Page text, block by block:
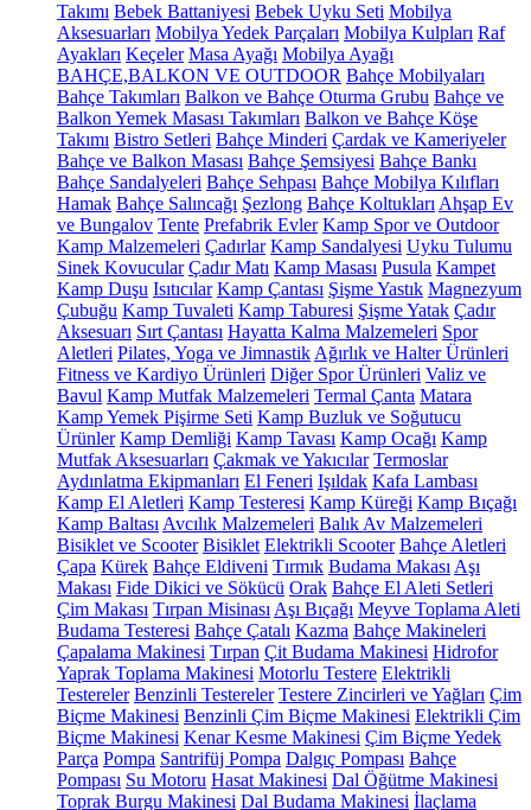
Takımı Bebek Battaniyesi Bebek Uyku Seti Mobilya
Aksesuarları Mobilya Yedek Parçaları Mobilya Kulpları Raf
Ayakları Keçeler Masa Ayağı Mobilya Ayağı
BAHÇE,BALKON VE OUTDOOR Bahçe Mobilyaları
Bahçe Takımları Balkon ve Bahçe Oturma Grubu Bahçe ve
Balkon Yemek Masası Takımları Balkon ve Bahçe Köşe
Takımı Bistro Setleri Bahçe Minderi Çardak ve Kameriyeler
Bahçe ve Balkon Masası Bahçe Şemsiyesi Bahçe Bankı
Bahçe Sandalyeleri Bahçe Sehpası Bahçe Mobilya Kılıfları
Hamak Bahçe Salıncağı Şezlong Bahçe Koltukları Ahşap Ev
ve Bungalov Tente Prefabrik Evler Kamp Spor ve Outdoor
Kamp Malzemeleri Çadırlar Kamp Sandalyesi Uyku Tulumu
Sinek Kovucular Çadır Matı Kamp Masası Pusula Kampet
Kamp Duşu Isıtıcılar Kamp Çantası Şişme Yastık Magnezyum
Çubuğu Kamp Tuvaleti Kamp Taburesi Şişme Yatak Çadır
Aksesuarı Sırt Çantası Hayatta Kalma Malzemeleri Spor
Aletleri Pilates, Yoga ve Jimnastik Ağırlık ve Halter Ürünleri
Fitness ve Kardiyo Ürünleri Diğer Spor Ürünleri Valiz ve
Bavul Kamp Mutfak Malzemeleri Termal Çanta Matara
Kamp Yemek Pişirme Seti Kamp Buzluk ve Soğutucu
Ürünler Kamp Demliği Kamp Tavası Kamp Ocağı Kamp
Mutfak Aksesuarları Çakmak ve Yakıcılar Termoslar
Aydınlatma Ekipmanları El Feneri Işıldak Kafa Lambası
Kamp El Aletleri Kamp Testeresi Kamp Küreği Kamp Bıçağı
Kamp Baltası Avcılık Malzemeleri Balık Av Malzemeleri
Bisiklet ve Scooter Bisiklet Elektrikli Scooter Bahçe Aletleri
Çapa Kürek Bahçe Eldiveni Tırmık Budama Makası Aşı
Makası Fide Dikici ve Sökücü Orak Bahçe El Aleti Setleri
Çim Makası Tırpan Misinası Aşı Bıçağı Meyve Toplama Aleti
Budama Testeresi Bahçe Çatalı Kazma Bahçe Makineleri
Çapalama Makinesi Tırpan Çit Budama Makinesi Hidrofor
Yaprak Toplama Makinesi Motorlu Testere Elektrikli
Testereler Benzinli Testereler Testere Zincirleri ve Yağları Çim
Biçme Makinesi Benzinli Çim Biçme Makinesi Elektrikli Çim
Biçme Makinesi Kenar Kesme Makinesi Çim Biçme Yedek
Parça Pompa Santrifüj Pompa Dalgıç Pompası Bahçe
Pompası Su Motoru Hasat Makinesi Dal Öğütme Makinesi
Toprak Burgu Makinesi Dal Budama Makinesi İlaçlama